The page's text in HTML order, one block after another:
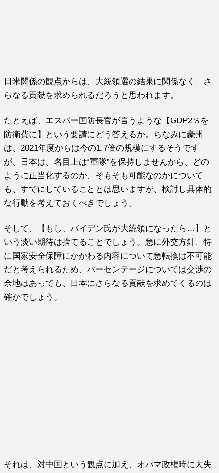
日米関係の観点からは、大統領選の結果に関係なく、さ
らなる貢献を求められるだろうと思われます。
たとえば、エスパー国防長官が言うような【GDP2％を
防衛費に】という要請にどう答えるか。ちなみに豪州
は、2021年度からは今の1.7倍の規模にするそうです
が、日本は、名目上は“軍隊”を保持しませんから、どの
ように正当化するのか、そもそも可能なのかについて
も、すでにしていることとは思いますが、検討し具体的
な行動を考えておくべきでしょう。
そして、【もし、バイデン氏が大統領になったら…】と
いう淡い期待は捨てることでしょう。急に外交方針、特
に国家安全保障にかかわる内容について急転換は不可能
だと考えられるため、パーセンテージについては交渉の
余地はあっても、日本にさらなる貢献を求めてくるのは
確かでしょう。
それは、対中国という観点に加え、オバマ政権時に大失